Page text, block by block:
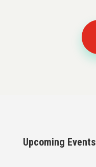
Upcoming Events